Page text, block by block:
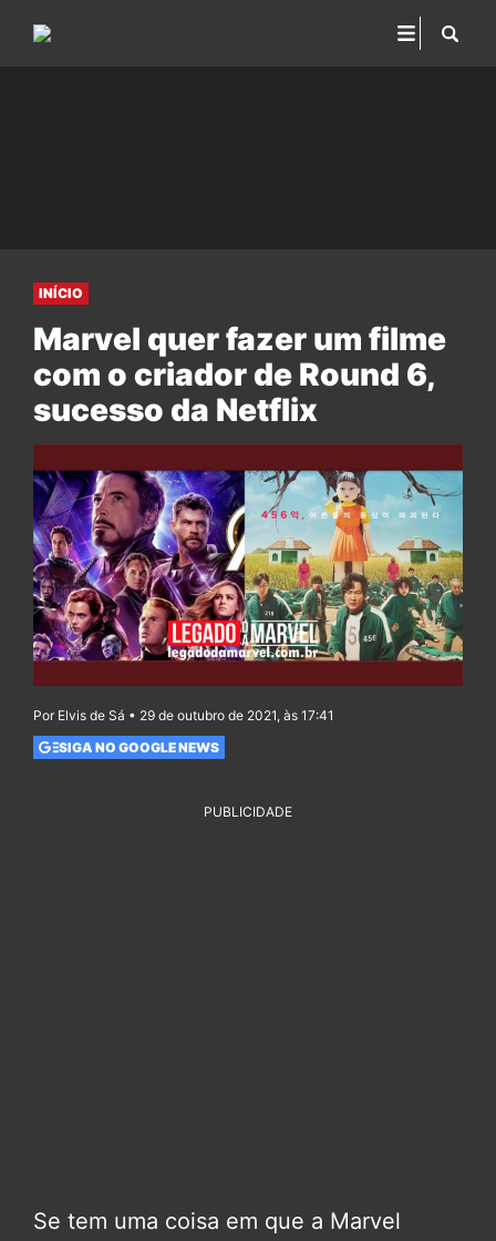
INÍCIO
Marvel quer fazer um filme
com o criador de Round 6,
sucesso da Netflix
Por Elvis de Sá • 29 de outubro de 2021, às 17:41
SIGA NO GOOGLE NEWS
PUBLICIDADE
Se tem uma coisa em que a Marvel